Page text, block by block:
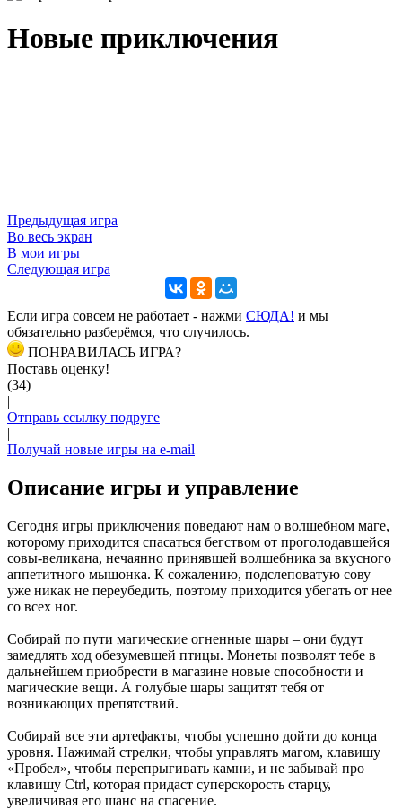
Новые приключения
Предыдущая игра
Во весь экран
В мои игры
Следующая игра
Если игра совсем не работает - нажми CЮДА! и мы
обязательно разберёмся, что случилось.
ПОНРАВИЛАСЬ ИГРА?
Поставь оценку!
(34)
|
Отправь ссылку подруге
|
Получай новые игры на e-mail
Описание игры и управление
Сегодня игры приключения поведают нам о волшебном маге,
которому приходится спасаться бегством от проголодавшейся
совы-великана, нечаянно принявшей волшебника за вкусного
аппетитного мышонка. К сожалению, подслеповатую сову
уже никак не переубедить, поэтому приходится убегать от нее
со всех ног.
Собирай по пути магические огненные шары – они будут
замедлять ход обезумевшей птицы. Монеты позволят тебе в
дальнейшем приобрести в магазине новые способности и
магические вещи. А голубые шары защитят тебя от
возникающих препятствий.
Собирай все эти артефакты, чтобы успешно дойти до конца
уровня. Нажимай стрелки, чтобы управлять магом, клавишу
«Пробел», чтобы перепрыгивать камни, и не забывай про
клавишу Ctrl, которая придаст суперскорость старцу,
увеличивая его шанс на спасение.